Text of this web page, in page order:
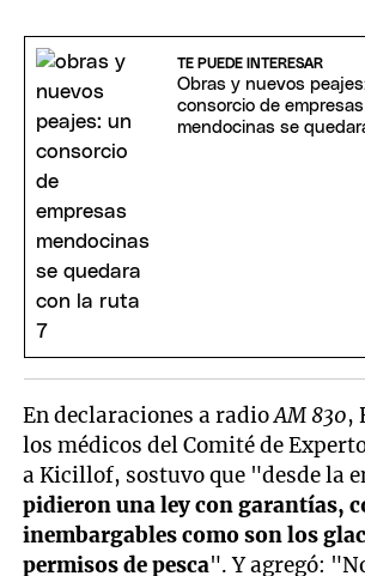
TE PUEDE INTERESAR
Obras y nuevos
consorcio de empresas
mendocinas se
En declaraciones a radioAM 830,
los médicos del Comité de
a Kicillof, sostuvo que "desde la
pidieron una ley con garantías,
inembargables como son los
permisos de pesca". Y agregó: